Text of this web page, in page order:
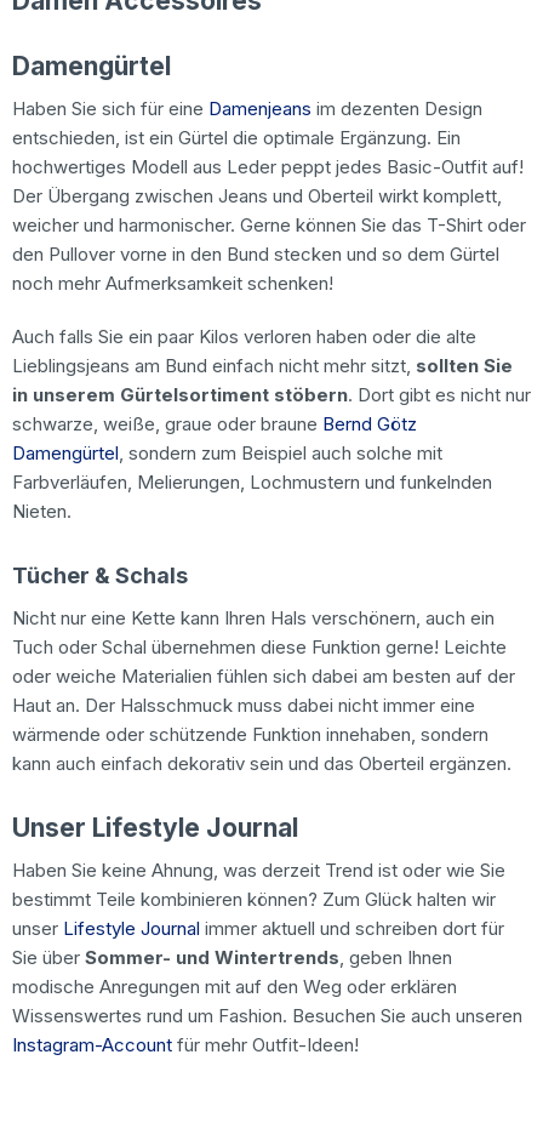
Damengürtel
Haben Sie sich für eine Damenjeans im dezenten Design
entschieden, ist ein Gürtel die optimale Ergänzung. Ein
hochwertiges Modell aus Leder peppt jedes Basic-Outfit auf!
Der Übergang zwischen Jeans und Oberteil wirkt komplett,
weicher und harmonischer. Gerne können Sie das T-Shirt oder
den Pullover vorne in den Bund stecken und so dem Gürtel
noch mehr Aufmerksamkeit schenken!
Auch falls Sie ein paar Kilos verloren haben oder die alte
Lieblingsjeans am Bund einfach nicht mehr sitzt, sollten Sie
in unserem Gürtelsortiment stöbern. Dort gibt es nicht nur
schwarze, weiße, graue oder braune Bernd Götz
Damengürtel, sondern zum Beispiel auch solche mit
Farbverläufen, Melierungen, Lochmustern und funkelnden
Nieten.
Tücher & Schals
Nicht nur eine Kette kann Ihren Hals verschönern, auch ein
Tuch oder Schal übernehmen diese Funktion gerne! Leichte
oder weiche Materialien fühlen sich dabei am besten auf der
Haut an. Der Halsschmuck muss dabei nicht immer eine
wärmende oder schützende Funktion innehaben, sondern
kann auch einfach dekorativ sein und das Oberteil ergänzen.
Unser Lifestyle Journal
Haben Sie keine Ahnung, was derzeit Trend ist oder wie Sie
bestimmt Teile kombinieren können? Zum Glück halten wir
unser Lifestyle Journal immer aktuell und schreiben dort für
Sie über Sommer- und Wintertrends, geben Ihnen
modische Anregungen mit auf den Weg oder erklären
Wissenswertes rund um Fashion. Besuchen Sie auch unseren
Instagram-Account für mehr Outfit-Ideen!